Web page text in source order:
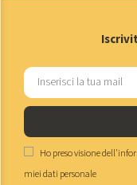
Ho preso visione dell'
miei dati personale